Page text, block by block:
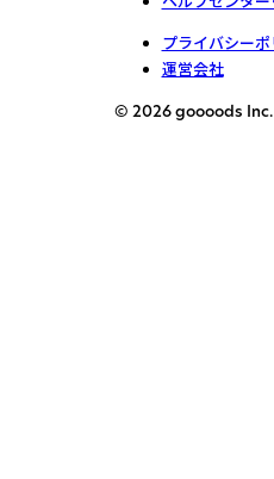
プライバシー
運営会社
© 2026 goooods